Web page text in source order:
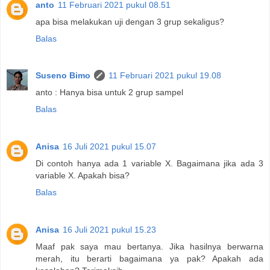
anto 11 Februari 2021 pukul 08.51
apa bisa melakukan uji dengan 3 grup sekaligus?
Balas
Suseno Bimo
11 Februari 2021 pukul 19.08
anto : Hanya bisa untuk 2 grup sampel
Balas
Anisa 16 Juli 2021 pukul 15.07
Di contoh hanya ada 1 variable X. Bagaimana jika ada 3
variable X. Apakah bisa?
Balas
Anisa 16 Juli 2021 pukul 15.23
Maaf pak saya mau bertanya. Jika hasilnya berwarna
merah, itu berarti bagaimana ya pak? Apakah ada